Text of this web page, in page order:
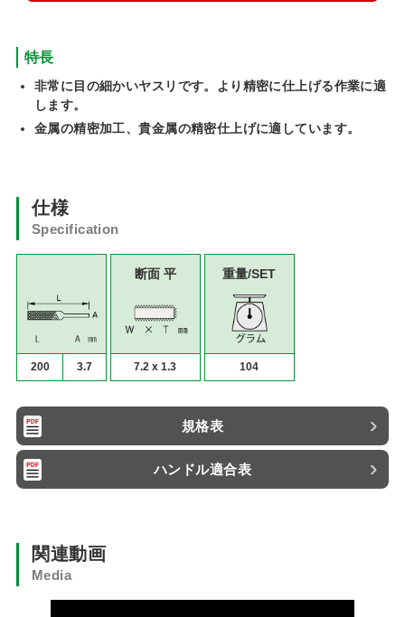
特長
非常に目の細かいヤスリです。より精密に仕上げる作業に適
します。
金属の精密加工、貴金属の精密仕上げに適しています。
仕様
Specification
200 3.7
断面 平
7.2 x 1.3
重量/SET
104
規格表
ハンドル適合表
関連動画
Media